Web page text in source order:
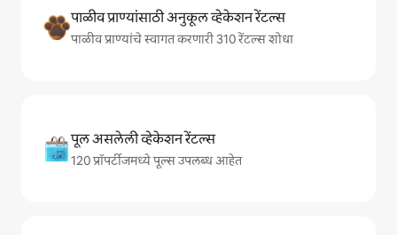
पाळीव प्राण्यांसाठी अनुकूल व्हेकेशन रेंटल्स
पाळीव प्राण्यांचे स्वागत करणारी 310 रेंटल्स शोधा
पूल असलेली व्हेकेशन रेंटल्स
120 प्रॉपर्टीजमध्ये पूल्स उपलब्ध आहेत